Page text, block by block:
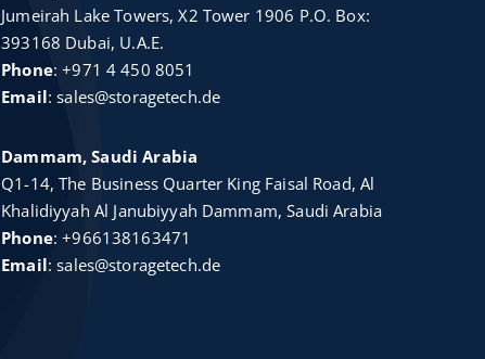
Jumeirah Lake Towers, X2 Tower 1906 P.O. Box:
393168 Dubai, U.A.E.
Phone:+971 4 450 8051
Email:sales@storagetech.de
Dammam, Saudi Arabia
Q1-14, The Business Quarter King Faisal Road, Al
Khalidiyyah Al Janubiyyah Dammam, Saudi Arabia
Phone:+966138163471
Email:sales@storagetech.de